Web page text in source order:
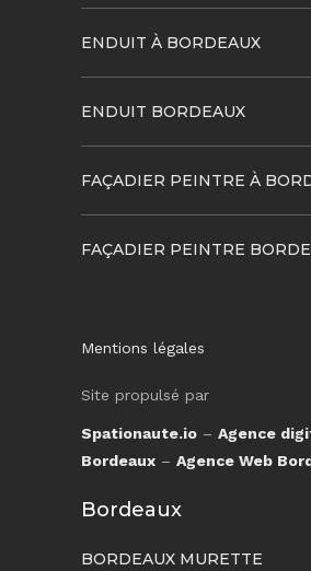
ENDUIT À BORDEAUX
ENDUIT BORDEAUX
FAÇADIER PEINTRE À
FAÇADIER PEINTRE
Mentions légales
Site propulsé par
Spationaute.io – Agence
Bordeaux – Agence Web
Bordeaux
BORDEAUX MURETTE